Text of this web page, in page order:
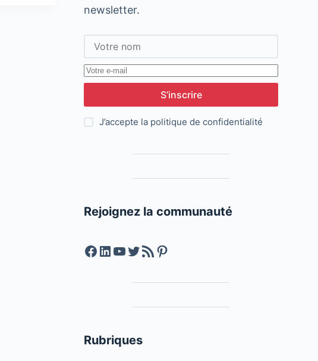
newsletter.
S’inscrire
J’accepte la politique de confidentialité
Rejoignez la communauté
Facebook
LinkedIn
YouTube
Twitter
Feed RSSPinterest
Rubriques